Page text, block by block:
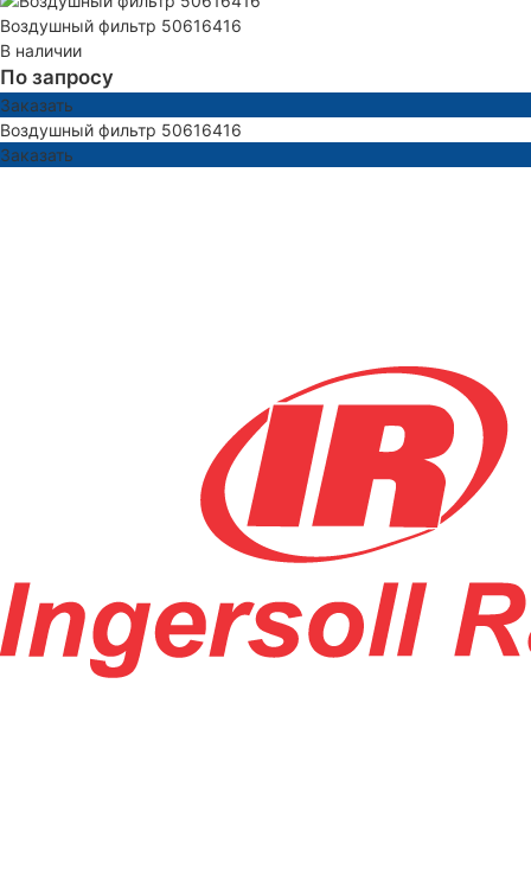
Воздушный фильтр 50616416
В наличии
По запросу
Заказать
Воздушный фильтр 50616416
Заказать